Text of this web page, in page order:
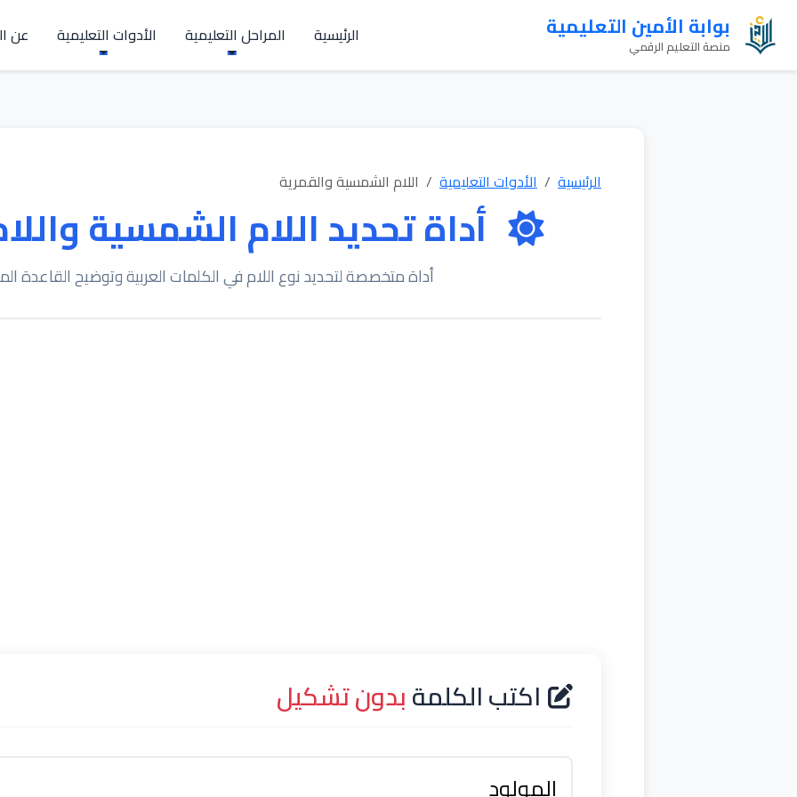
بوابة الأمين التعليمية
منصة التعليم الرقمي الرئيسية المراحل التعليمية الأدوات التعليمية عن
الرئيسية الأدوات التعليمية اللام الشمسية والقمرية
أداة تحديد اللام الشمسية
أداة متخصصة لتحديد نوع اللام في الكلمات العربية وتوضيح القاعدة
اكتب الكلمةبدون تشكيل